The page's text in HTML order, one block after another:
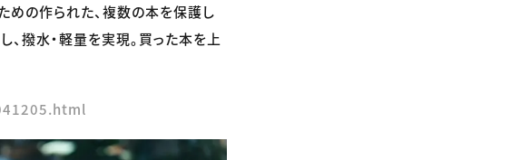
めの作られた、複数の本を保護し
、撥水・軽量を実現。買った本を上